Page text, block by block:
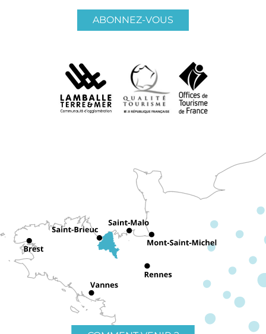
ABONNEZ-VOUS